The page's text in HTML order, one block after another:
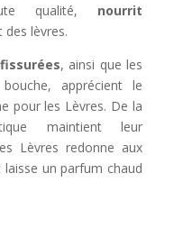
qualité, nourrit
des lèvres.
, ainsi que les
apprécient le
pour les Lèvres. De la
maintient leur
Lèvres redonne aux
un parfum chaud